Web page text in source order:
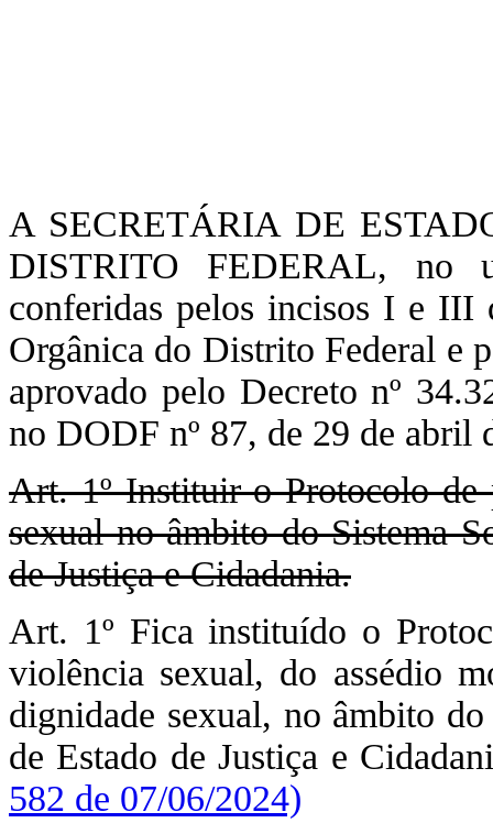
A SECRETÁRIA DE
DISTRITO FEDERAL, no
conferidas pelos incisos I e
Orgânica do Distrito Federal e
aprovado pelo Decreto nº
no DODF nº 87, de 29 de abril
Art. 1º Instituir o Protocolo de
sexual no âmbito do Sistema
de Justiça e Cidadania.
Art. 1º Fica instituído o
violência sexual, do assédio
dignidade sexual, no âmbito
de Estado de Justiça e
582 de 07/06/2024)